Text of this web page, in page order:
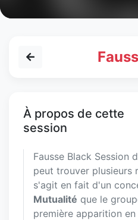
À propos de cette
session
Fausse Black Session
peut trouver plusieurs
s'agit en fait d'un
Mutualité que le
première apparition en